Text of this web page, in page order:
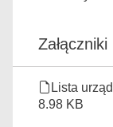
Załączniki
Lista
8.98 KB